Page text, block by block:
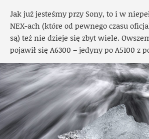
Jak już jesteśmy przy Sony, to i w
NEX-ach (które od pewnego czasu
są) też nie dzieje się zbyt wiele.
pojawił się A6300 – jedyny po A5100 z